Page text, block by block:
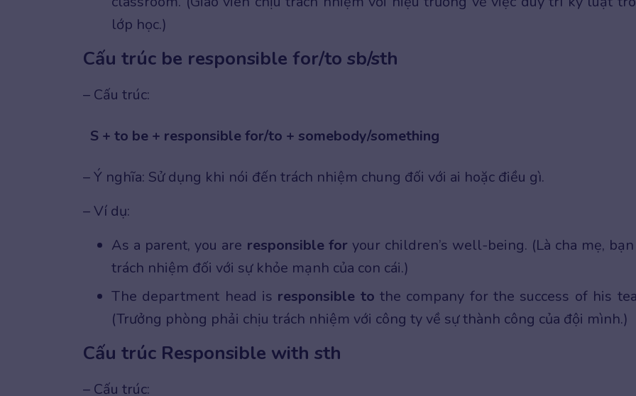
lớp học.)
Cấu trúc be responsible for/to sb/sth
– Cấu trúc:
S + to be + responsible for/to + somebody/something
– Ý nghĩa: Sử dụng khi nói đến trách nhiệm chung đối với ai hoặc điều gì.
– Ví dụ:
As a parent, you are responsible for your children’s well-being. (Là cha mẹ,
trách nhiệm đối với sự khỏe mạnh của con cái.)
The department head is responsible to the company for the success of his
(Trưởng phòng phải chịu trách nhiệm với công ty về sự thành công của đội mình.)
Cấu trúc Responsible with sth
– Cấu trúc: